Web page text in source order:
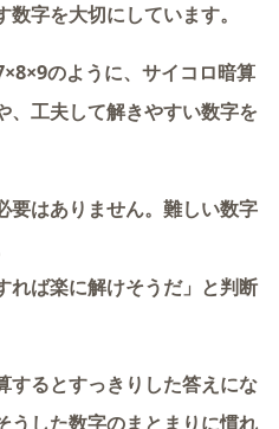
字を大切にしています。
のように、サイコロ暗算
、工夫して解きやすい数字を
要はありません。難しい数字
れば楽に解けそうだ」と判断
するとすっきりした答えにな
うした数字のまとまりに慣れ